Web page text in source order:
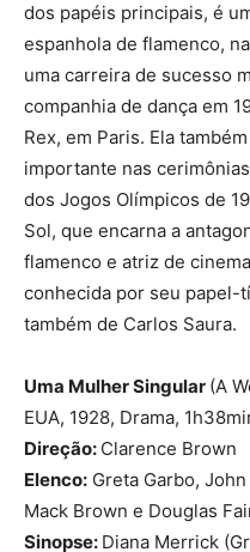
dos papéis principais, é
espanhola de flamenco,
uma carreira de sucesso
companhia de dança em
Rex, em Paris. Ela
importante nas
dos Jogos Olímpicos de
Sol, que encarna a
flamenco e atriz de
conhecida por seu papel-
também de Carlos Saura.
Uma Mulher Singular (A
EUA, 1928, Drama,
Direção: Clarence Brown
Elenco: Greta Garbo,
Mack Brown e Douglas
Sinopse: Diana Merrick